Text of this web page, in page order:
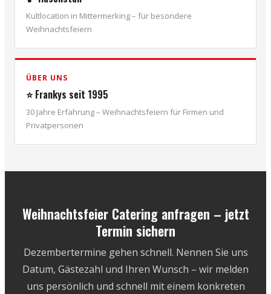
Kultlocation in Mittermerking – für besondere
Weihnachtsfeiern
ÜBER UNS
⭐ Frankys seit 1995
30 Jahre Erfahrung – Weihnachtsfeiern für Firmen und
Privatpersonen
Weihnachtsfeier Catering anfragen – jetzt
Termin sichern
Dezembertermine gehen schnell. Nennen Sie uns
Datum, Gästezahl und Ihren Wunsch – wir melden
uns persönlich und schnell mit einem konkreten